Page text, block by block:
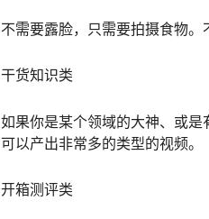
不需要露脸，只需要拍摄食物。
干货知识类
如果你是某个领域的大神、或是
可以产出非常多的类型的视频。
开箱测评类